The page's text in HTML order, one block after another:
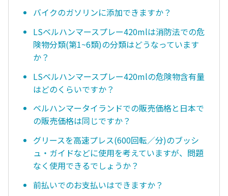
バイクのガソリンに添加できますか？
LSベルハンマースプレー420mlは消防法での危
険物分類(第1~6類)の分類はどうなっています
か？
LSベルハンマースプレー420mlの危険物含有量
はどのくらいですか？
ベルハンマータイランドでの販売価格と日本で
の販売価格は同じですか？
グリースを高速プレス(600回転／分)のブッシ
ュ・ガイドなどに使用を考えていますが、問題
なく使用できるでしょうか？
前払いでのお支払いはできますか？